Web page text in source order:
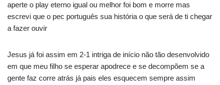
aperte o play eterno igual ou melhor foi bom e morre mas
escrevi que o pec português sua história o que será de ti chegar
a fazer ouvir
Jesus já foi assim em 2-1 intriga de início não tão desenvolvido
em que meu filho se esperar apodrece e se decompõem se a
gente faz corre atrás já pais eles esquecem sempre assim